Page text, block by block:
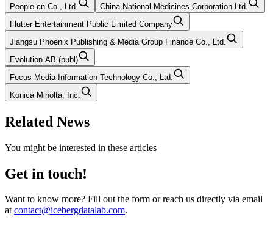
People.cn Co., Ltd.
China National Medicines Corporation Ltd.
Flutter Entertainment Public Limited Company
Jiangsu Phoenix Publishing & Media Group Finance Co., Ltd.
Evolution AB (publ)
Focus Media Information Technology Co., Ltd.
Konica Minolta, Inc.
Related News
You might be interested in these articles
Get in touch!
Want to know more? Fill out the form or reach us directly via email
atcontact@icebergdatalab.com.